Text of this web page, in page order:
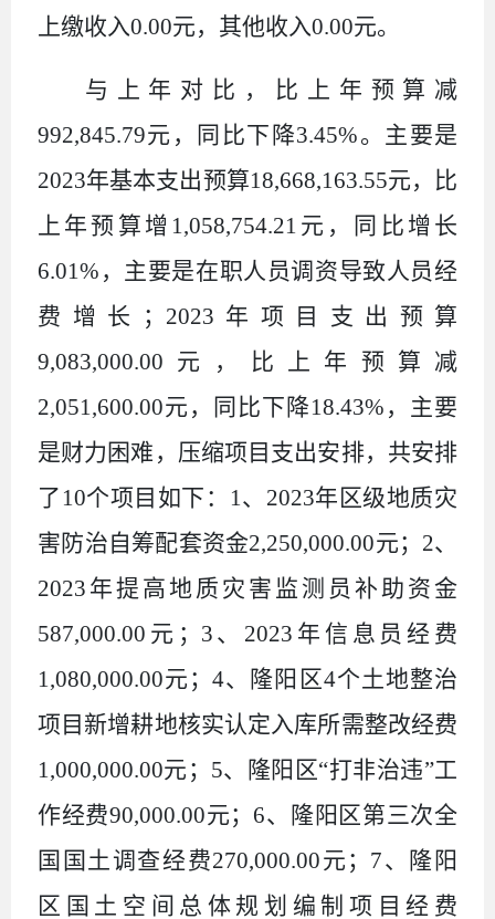
上缴收入0.00元，其他收入0.00元。
与上年对比，比上年预算减
992,845.79元，同比下降3.45%。主要是
2023年基本支出预算18,668,163.55元，
比
上年预算增 1,058,754.21 元 ，同比增长
6.01% ，主要是在职人员调资导致人员经
费增长； 2023 年项目支出预算
9,083,000.00 元，
比上年预算减
2,051,600.00元， 同比下降18.43% ，主要
是财力困难，压缩项目支出安排，共安排
了 10个项目如下： 1 、 2023年区级地质灾
害防治自筹配套资金2,250,000.00元； 2、
2023 年提高地质灾害监测员补助资金
587,000.00 元； 3 、 2023 年信息员经费
1,080,000.00元；4、隆阳区4个土地整治
项目新增耕地核实认定入库所需整改经费
1,000,000.00元； 5、隆阳区“打非治违”工
作经费90,000.00元； 6、隆阳区第三次全
国国土调查经费270,000.00元； 7、隆阳
区国土空间总体规划编制项目经费